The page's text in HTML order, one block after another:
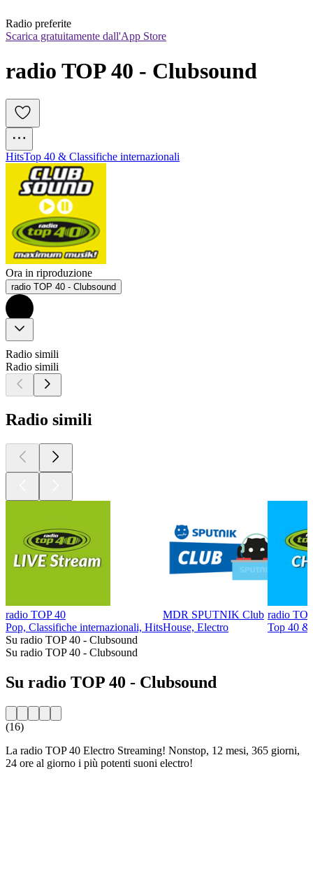
Radio preferite
Scarica gratuitamente dall'App Store
radio TOP 40 - Clubsound
HitsTop 40 & Classifiche internazionali
Ora in riproduzione
radio TOP 40 - Clubsound
Radio simili
Radio simili
Radio simili
radio TOP 40
Pop, Classifiche internazionali, Hits
MDR SPUTNIK Club
House, Electro
radio
Top 40 &
Su radio TOP 40 - Clubsound
Su radio TOP 40 - Clubsound
Su radio TOP 40 - Clubsound
(16)
La radio TOP 40 Electro Streaming! Nonstop, 12 mesi, 365 giorni,
24 ore al giorno i più potenti suoni electro!